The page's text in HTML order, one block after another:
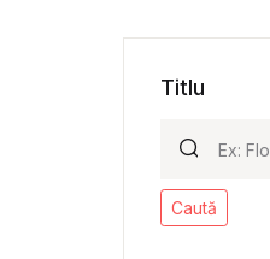
Titlu
Caută